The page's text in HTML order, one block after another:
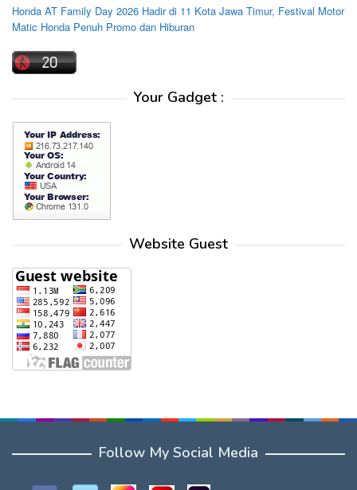
Honda AT Family Day 2026 Hadir di 11 Kota Jawa Timur, Festival Motor
Matic Honda Penuh Promo dan Hiburan
Your Gadget :
Website Guest
Follow My Social Media